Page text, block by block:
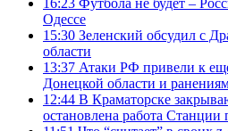
Одессе
15:30 Зеленский обсудил с
области
13:37 Атаки РФ привели к
Донецкой области и
12:44 В Краматорске
остановлена работа Станции